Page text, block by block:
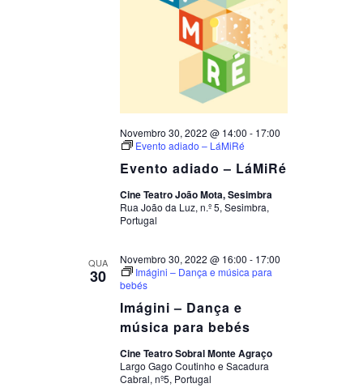
Evento adiado – LáMiRé
Novembro 30, 2022 @ 14:00 - 17:00
Evento adiado – LáMiRé
Cine Teatro João Mota, Sesimbra
Rua João da Luz, n.º 5, Sesimbra,
Portugal
QUA
30
Imágini – Dança e
música para bebés
Novembro 30, 2022 @ 16:00 - 17:00
Imágini – Dança e música para
bebés
Cine Teatro Sobral Monte Agraço
Largo Gago Coutinho e Sacadura
Cabral, nº5, Portugal